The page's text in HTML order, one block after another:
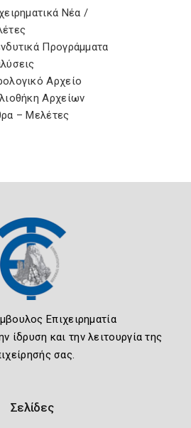
Νέα /
Προγράμματα
Αρχείο
Αρχείων
– Μελέτες
Επιχειρηματία
ίδρυση και την λειτουργία της
σας.
Σελίδες